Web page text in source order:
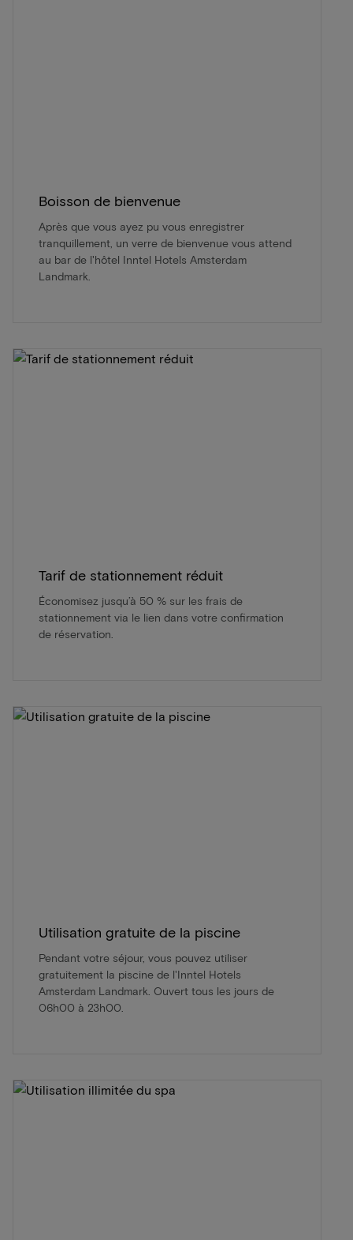
Boisson de bienvenue
Après que vous ayez pu vous enregistrer
tranquillement, un verre de bienvenue vous attend
au bar de l'hôtel Inntel Hotels Amsterdam
Landmark.
Tarif de stationnement réduit
Économisez jusqu’à 50 % sur les frais de
stationnement via le lien dans votre confirmation
de réservation.
Utilisation gratuite de la piscine
Pendant votre séjour, vous pouvez utiliser
gratuitement la piscine de l'Inntel Hotels
Amsterdam Landmark. Ouvert tous les jours de
06h00 à 23h00.